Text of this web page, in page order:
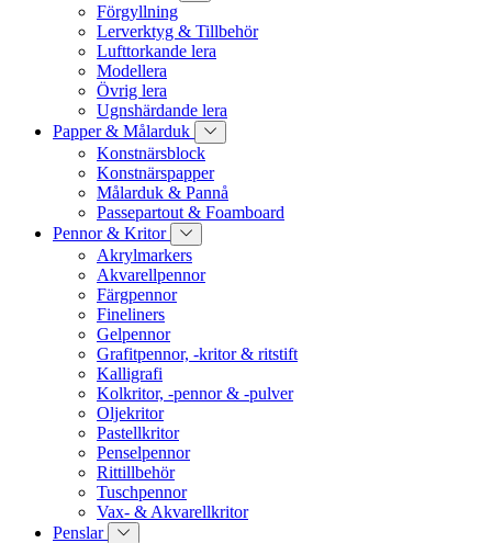
Förgyllning
Lerverktyg & Tillbehör
Lufttorkande lera
Modellera
Övrig lera
Ugnshärdande lera
Papper & Målarduk
Konstnärsblock
Konstnärspapper
Målarduk & Pannå
Passepartout & Foamboard
Pennor & Kritor
Akrylmarkers
Akvarellpennor
Färgpennor
Fineliners
Gelpennor
Grafitpennor, -kritor & ritstift
Kalligrafi
Kolkritor, -pennor & -pulver
Oljekritor
Pastellkritor
Penselpennor
Rittillbehör
Tuschpennor
Vax- & Akvarellkritor
Penslar